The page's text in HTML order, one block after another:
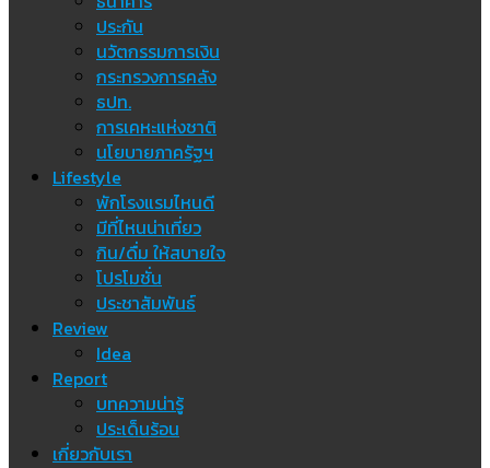
ประกัน
นวัตกรรมการเงิน
กระทรวงการคลัง
ธปท.
การเคหะแห่งชาติ
นโยบายภาครัฐฯ
Lifestyle
พักโรงแรมไหนดี
มีที่ไหนน่าเที่ยว
กิน/ดื่ม ให้สบายใจ
โปรโมชั่น
ประชาสัมพันธ์
Review
Idea
Report
บทความน่ารู้
ประเด็นร้อน
เกี่ยวกับเรา